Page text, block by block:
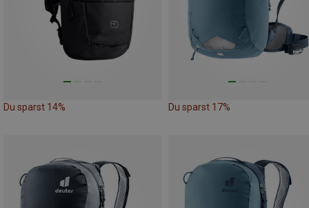
Du sparst 14% Du sparst 17%